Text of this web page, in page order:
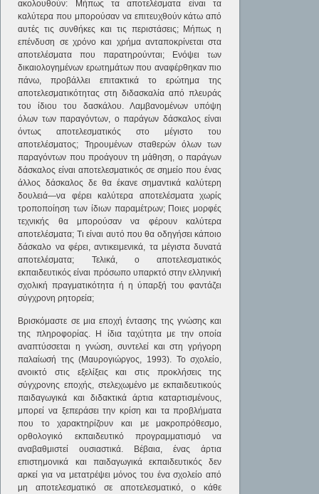
ακολουθούν: Μήπως τα αποτελέσματα είναι τα
καλύτερα που μπορούσαν να επιτευχθούν κάτω από
αυτές τις συνθήκες και τις περιστάσεις; Μήπως η
επένδυση σε χρόνο και χρήμα ανταποκρίνεται στα
αποτελέσματα που παρατηρούνται; Ενόψει των
δικαιολογημένων ερωτημάτων που αναφέρθηκαν πιο
πάνω, προβάλλει επιτακτικά το ερώτημα της
αποτελεσματικότητας στη διδασκαλία από πλευράς
του ίδιου του δασκάλου. Λαμβανομένων υπόψη
όλων των παραγόντων, ο παράγων δάσκαλος είναι
όντως αποτελεσματικός στο μέγιστο του
αποτελέσματος; Τηρουμένων σταθερών όλων των
παραγόντων που προάγουν τη μάθηση, ο παράγων
δάσκαλος είναι αποτελεσματικός σε σημείο που ένας
άλλος δάσκαλος δε θα έκανε σημαντικά καλύτερη
δουλειά—να φέρει καλύτερα αποτελέσματα χωρίς
τροποποίηση των ίδιων παραμέτρων; Ποιες μορφές
τεχνικής θα μπορούσαν να φέρουν καλύτερα
αποτελέσματα; Τι είναι αυτό που θα οδηγήσει κάποιο
δάσκαλο να φέρει, αντικειμενικά, τα μέγιστα δυνατά
αποτελέσματα; Τελικά, ο αποτελεσματικός
εκπαιδευτικός είναι πρόσωπο υπαρκτό στην ελληνική
σχολική πραγματικότητα ή η ύπαρξή του φαντάζει
σύγχρονη ρητορεία;
Βρισκόμαστε σε μια εποχή έντασης της γνώσης και
της πληροφορίας. Η ίδια ταχύτητα με την οποία
αναπτύσσεται η γνώση, συντελεί και στη γρήγορη
παλαίωσή της (Μαυρογιώργος, 1993). Το σχολείο,
ανοικτό στις εξελίξεις και στις προκλήσεις της
σύγχρονης εποχής, στελεχωμένο με εκπαιδευτικούς
παιδαγωγικά και διδακτικά άρτια καταρτισμένους,
μπορεί να ξεπεράσει την κρίση και τα προβλήματα
που το χαρακτηρίζουν και με μακροπρόθεσμο,
ορθολογικό εκπαιδευτικό προγραμματισμό να
αναβαθμιστεί ουσιαστικά. Βέβαια, ένας άρτια
επιστημονικά και παιδαγωγικά εκπαιδευτικός δεν
αρκεί για να μετατρέψει μόνος του ένα σχολείο από
μη αποτελεσματικό σε αποτελεσματικό, ο κάθε